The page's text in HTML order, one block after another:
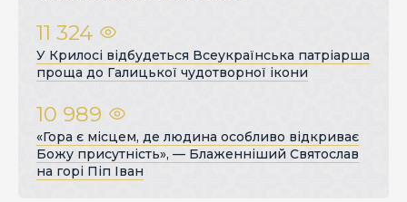
11 324
У Крилосі відбудеться Всеукраїнська патріарша
проща до Галицької чудотворної ікони
10 989
«Гора є місцем, де людина особливо відкриває
Божу присутність», — Блаженніший Святослав
на горі Піп Іван